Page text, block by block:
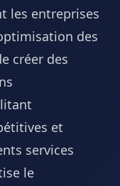
les entreprises
des
créer des
et
services
le